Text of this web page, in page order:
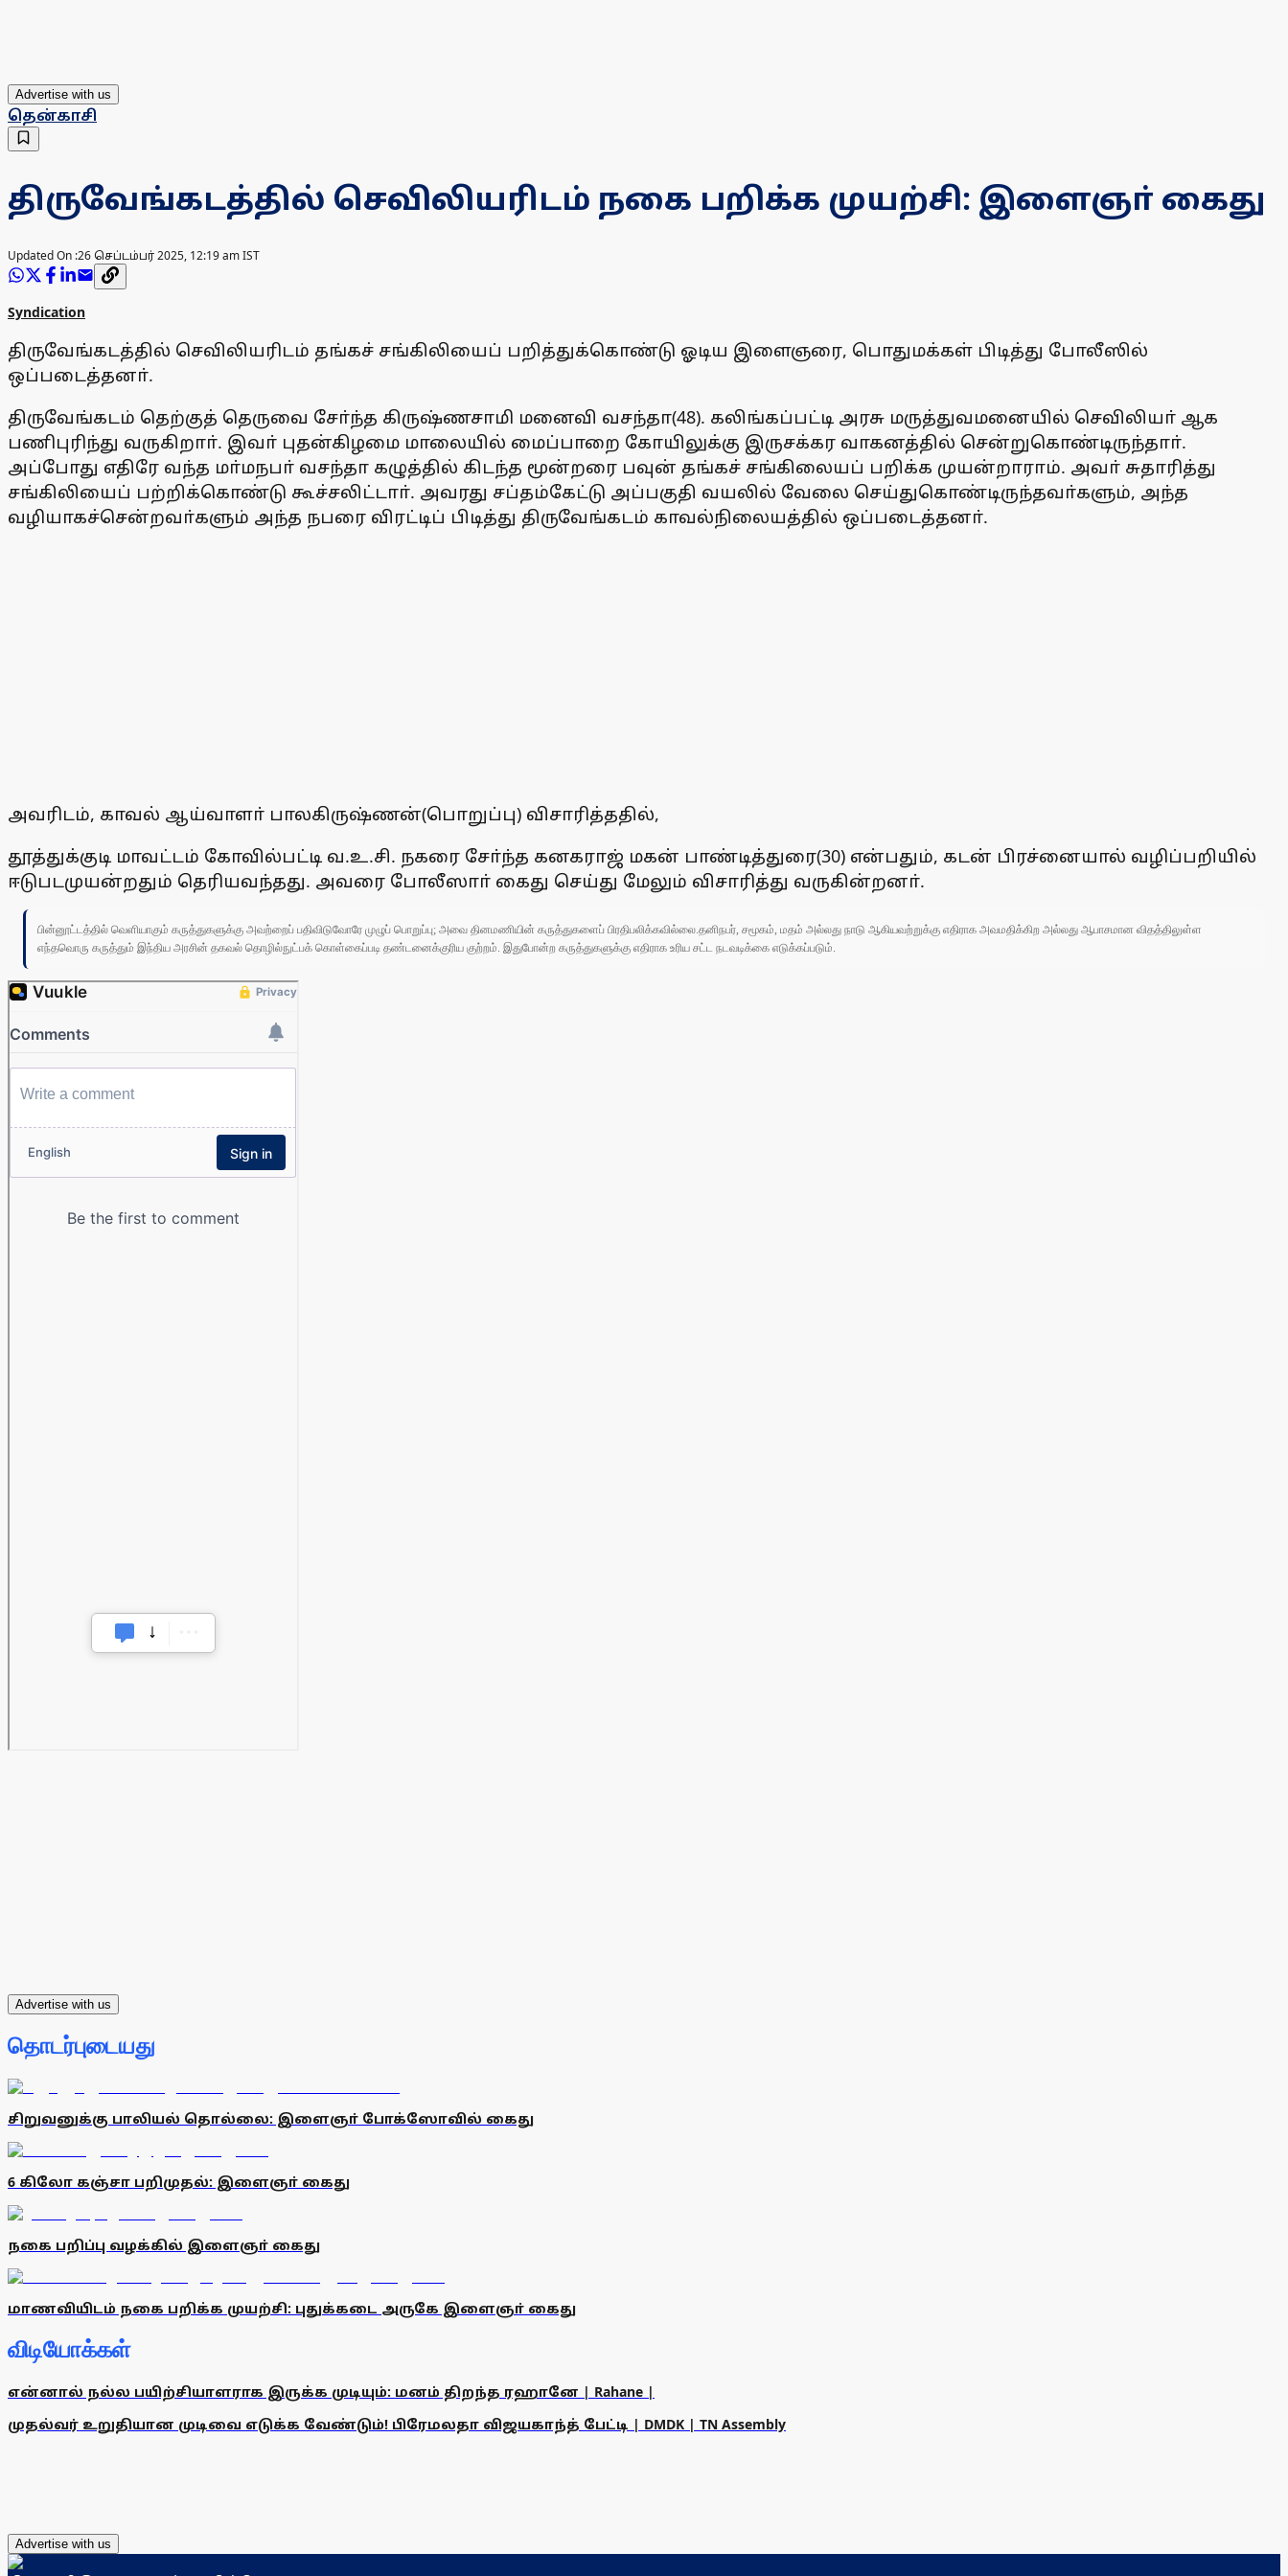
Advertise with us
தென்காசி
திருவேங்கடத்தில் செவிலியரிடம் நகை பறிக்க முயற்சி: இளைஞா் கைது
Updated On :26 செப்டம்பர் 2025, 12:19 am IST
Syndication
திருவேங்கடத்தில் செவிலியரிடம் தங்கச் சங்கிலியைப் பறித்துக்கொண்டு ஓடிய இளைஞரை, பொதுமக்கள் பிடித்து போலீஸில்
ஒப்படைத்தனா்.
திருவேங்கடம் தெற்குத் தெருவை சோ்ந்த கிருஷ்ணசாமி மனைவி வசந்தா(48). கலிங்கப்பட்டி அரசு மருத்துவமனையில் செவிலியா் ஆக
பணிபுரிந்து வருகிறாா். இவா் புதன்கிழமை மாலையில் மைப்பாறை கோயிலுக்கு இருசக்கர வாகனத்தில் சென்றுகொண்டிருந்தாா்.
அப்போது எதிரே வந்த மா்மநபா் வசந்தா கழுத்தில் கிடந்த மூன்றரை பவுன் தங்கச் சங்கிலையப் பறிக்க முயன்றாராம். அவா் சுதாரித்து
சங்கிலியைப் பற்றிக்கொண்டு கூச்சலிட்டாா். அவரது சப்தம்கேட்டு அப்பகுதி வயலில் வேலை செய்துகொண்டிருந்தவா்களும், அந்த
வழியாகச்சென்றவா்களும் அந்த நபரை விரட்டிப் பிடித்து திருவேங்கடம் காவல்நிலையத்தில் ஒப்படைத்தனா்.
அவரிடம், காவல் ஆய்வாளா் பாலகிருஷ்ணன்(பொறுப்பு) விசாரித்ததில்,
தூத்துக்குடி மாவட்டம் கோவில்பட்டி வ.உ.சி. நகரை சோ்ந்த கனகராஜ் மகன் பாண்டித்துரை(30) என்பதும், கடன் பிரச்னையால் வழிப்பறியில்
ஈடுபடமுயன்றதும் தெரியவந்தது. அவரை போலீஸாா் கைது செய்து மேலும் விசாரித்து வருகின்றனா்.
பின்னூட்டத்தில் வெளியாகும் கருத்துகளுக்கு அவற்றைப் பதிவிடுவோரே முழுப் பொறுப்பு; அவை தினமணியின் கருத்துகளைப் பிரதிபலிக்கவில்லை.தனிநபர், சமூகம், மதம் அல்லது நாடு ஆகியவற்றுக்கு எதிராக அவமதிக்கிற அல்லது ஆபாசமான விதத்திலுள்ள
எந்தவொரு கருத்தும் இந்திய அரசின் தகவல் தொழில்நுட்பக் கொள்கைப்படி தண்டனைக்குரிய குற்றம். இதுபோன்ற கருத்துகளுக்கு எதிராக உரிய சட்ட நடவடிக்கை எடுக்கப்படும்.
Advertise with us
தொடர்புடையது
சிறுவனுக்கு பாலியல் தொல்லை: இளைஞா் போக்ஸோவில் கைது
6 கிலோ கஞ்சா பறிமுதல்: இளைஞா் கைது
நகை பறிப்பு வழக்கில் இளைஞா் கைது
மாணவியிடம் நகை பறிக்க முயற்சி: புதுக்கடை அருகே இளைஞா் கைது
விடியோக்கள்
என்னால் நல்ல பயிற்சியாளராக இருக்க முடியும்: மனம் திறந்த ரஹானே | Rahane |
முதல்வர் உறுதியான முடிவை எடுக்க வேண்டும்! பிரேமலதா விஜயகாந்த் பேட்டி | DMDK | TN Assembly
Advertise with us